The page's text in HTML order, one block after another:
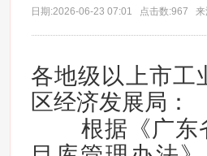
日期:2026-06-23 07:01 点击数:967
各地级以上市工
区经济发展局：
根据《广东